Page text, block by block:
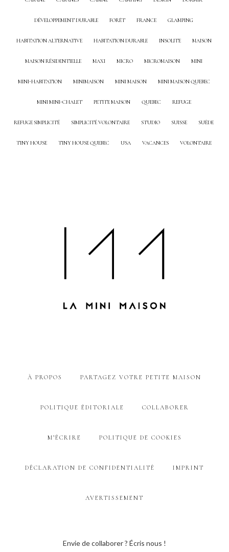
DÉVELOPPEMENT DURABLE FORÊT FRANCE GLAMPING
HABITATION ALTERNATIVE HABITATION DURABLE INSOLITE MAISON
MAISON RÉSIDENTIELLE MAXI MICRO MICROMAISON MINI
MINI-HABITATION MINIMAISON MINI MAISON MINI MAISON QUEBEC
MINI MINI-CHALET PETITE MAISON QUEBEC REFUGE
REFUGE SIMPLICITÉ SIMPLICITÉ VOLONTAIRE STUDIO SUISSE SUÈDE
TINY HOUSE TINY HOUSE QUEBEC USA VACANCES VOLONTAIRE
À PROPOS PARTAGEZ VOTRE PETITE MAISON
POLITIQUE ÉDITORIALE COLLABORER
M’ÉCRIRE POLITIQUE DE COOKIES
DÉCLARATION DE CONFIDENTIALITÉ IMPRINT
AVERTISSEMENT
Envie de collaborer ? Écris nous !